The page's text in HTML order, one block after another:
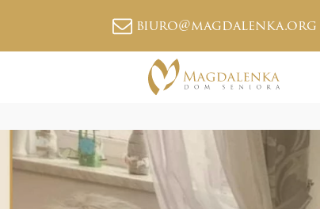
biuro@magdalenka.org